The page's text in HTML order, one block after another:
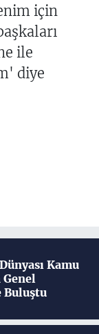
için
ile
diye
Kamu
Genel